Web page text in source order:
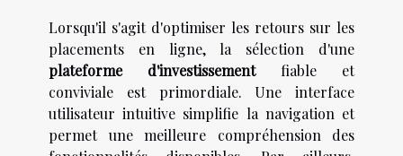
Lorsqu'il s'agit d'optimiser les retours sur les
placements en ligne, la sélection d'une
plateforme d'investissementfiable et
conviviale est primordiale. Une interface
utilisateur intuitive simplifie la navigation et
permet une meilleure compréhension des